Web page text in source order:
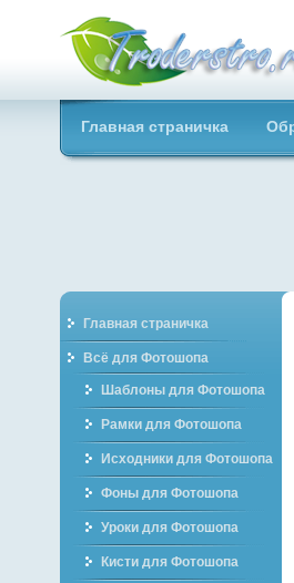
Troderstro.ru -
Портал о
Главная страничка
Главная страничка
Всё для Фотошопа
Шаблоны для Фотошопа
Рамки для Фотошопа
Исходники для Фотошопа
Фоны для Фотошопа
Уроки для Фотошопа
Кисти для Фотошопа